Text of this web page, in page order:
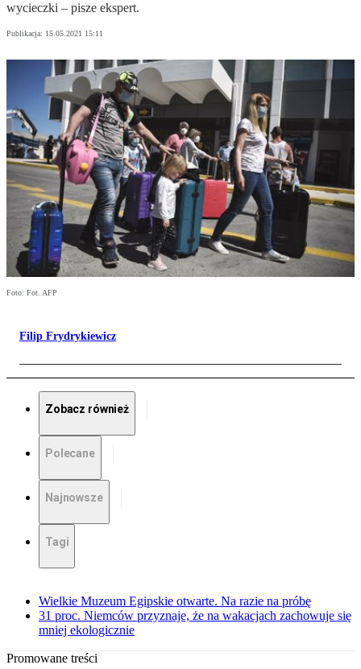
wycieczki – pisze ekspert.
Publikacja: 15.05.2021 15:11
Foto: Fot. AFP
Filip Frydrykiewicz
Zobacz również
Polecane
Najnowsze
Tagi
Wielkie Muzeum Egipskie otwarte. Na razie na próbę
31 proc. Niemców przyznaje, że na wakacjach zachowuje się
mniej ekologicznie
Promowane treści